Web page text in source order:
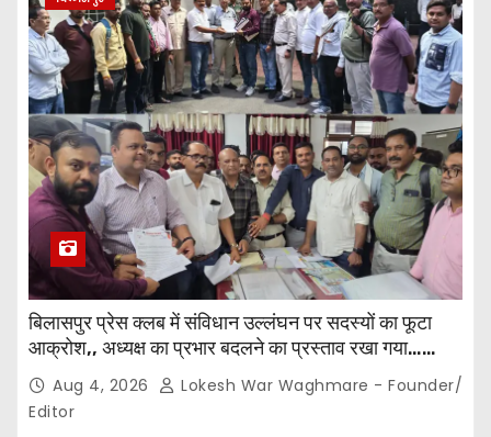
बिलासपुर प्रेस क्लब में संविधान उल्लंघन पर सदस्यों का फूटा
आक्रोश,, अध्यक्ष का प्रभार बदलने का प्रस्ताव रखा गया…
करीब 150 सदस्यों की बैठक में कई अहम प्रस्ताव सर्वसम्मति से
पारित,, पत्रकारों ने कलेक्टर व सहायक पंजीयक को सौंपा
ज्ञापन…
Aug 4, 2026
Lokesh War Waghmare - Founder/
Editor